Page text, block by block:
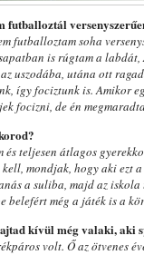
futballoztál
futballoztam soha
is rúgtam a labdát,
uszodába, utána ott
így fociztunk is. Amikor
focizni, de én
és teljesen átlagos
mondjak, hogy aki ezt
a suliba, majd az
belefért még a játék is a
kívül még valaki, aki
volt. Ő az ötvenes